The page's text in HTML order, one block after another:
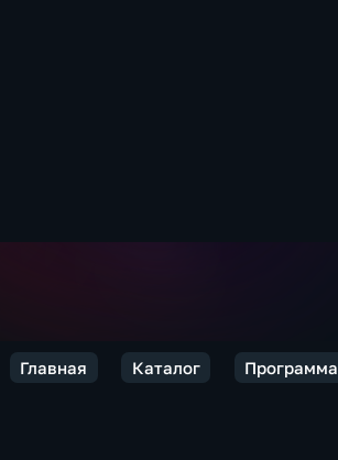
Главная Каталог Программа